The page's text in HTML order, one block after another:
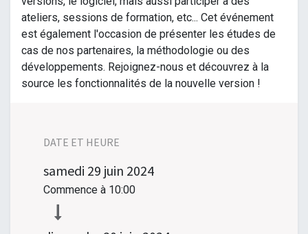
ateliers, sessions de formation, etc... Cet événement
est également l'occasion de présenter les études de
cas de nos partenaires, la méthodologie ou des
développements. Rejoignez-nous et découvrez à la
source les fonctionnalités de la nouvelle version !
DATE ET HEURE
samedi 29 juin 2024
Commence à 10:00